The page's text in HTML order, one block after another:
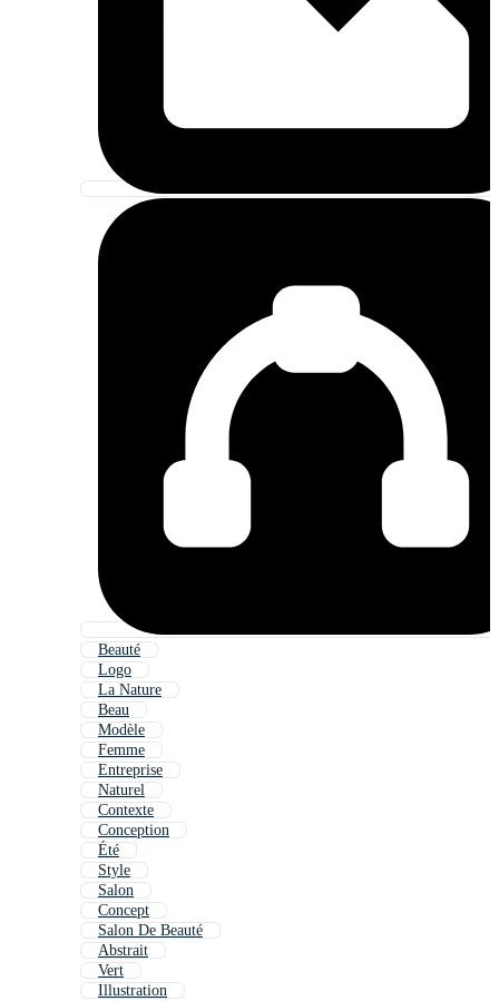
Beauté
Logo
La Nature
Beau
Modèle
Femme
Entreprise
Naturel
Contexte
Conception
Été
Style
Salon
Concept
Salon De Beauté
Abstrait
Vert
Illustration